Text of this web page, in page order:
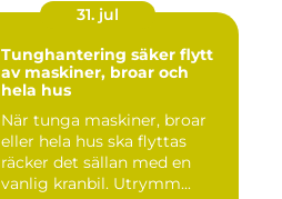
31. jul
Tunghantering säker flytt
av maskiner, broar och
hela hus
När tunga maskiner, broar
eller hela hus ska flyttas
räcker det sällan med en
vanlig kranbil. Utrymm...